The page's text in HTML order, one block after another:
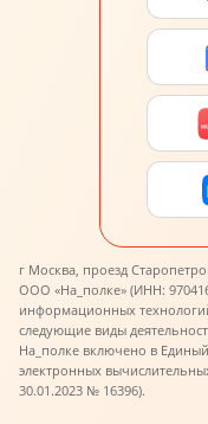
г Москва, проезд
ООО «На_полке» (ИНН:
информационных
следующие виды
На_полке включено в
электронных
30.01.2023 № 16396).